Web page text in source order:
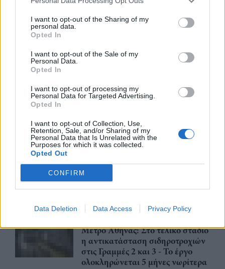
I want to opt-out of the Sharing of my
personal data.
Opted In
I want to opt-out of the Sale of my
Personal Data.
Opted In
I want to opt-out of processing my
Personal Data for Targeted Advertising.
Opted In
I want to opt-out of Collection, Use,
Retention, Sale, and/or Sharing of my
Personal Data that Is Unrelated with the
Purposes for which it was collected.
Opted Out
CONFIRM
Data Deletion Data Access Privacy Policy
16:03
Συστήματα Αεροναυτιλίας του
νέου Διεθνούς Αερολιμένα
07/08/26|15:16
θα αναρτώνται στις ιστοσελίδες
των φορέων
Ξεκινούν τα δοκιμαστικά
δρομολόγια της επέκτασης του
Μετρό Θεσσαλονίκης προς την
07/08/26 |13:10
Μετρό Αθήνας: Στο τελικό στάδιο
η αντικατάσταση σιδηροτροχιών
στις Γραμμές 2 και 3 - Το έργο
ολοκληρώνεται 5 μήνες νωρίτερα